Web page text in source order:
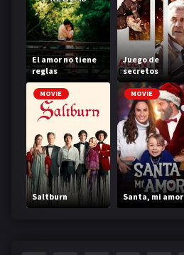
El amor no tiene
reglas
Juego de
secretos
MOVIE
Saltburn
MOVIE
Santa, mi amor